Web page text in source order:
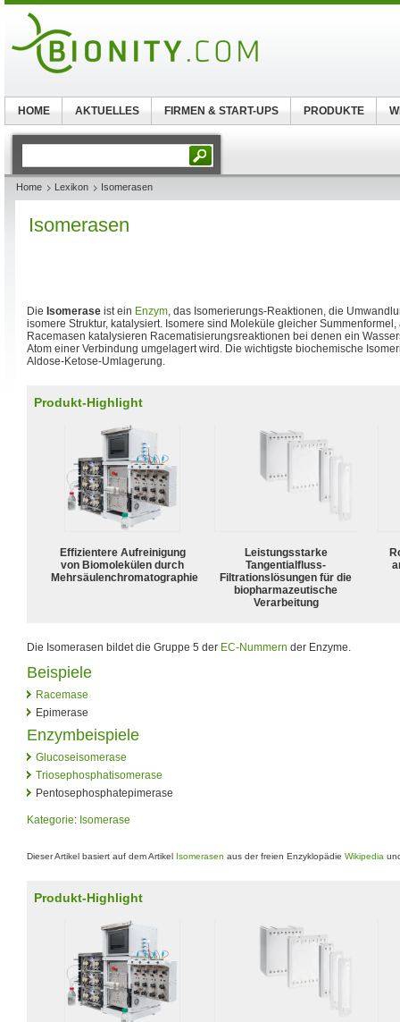
Home Lexikon Isomerasen
Isomerasen
Die Isomerase ist ein Enzym, das Isomerierungs-Reaktionen, die
isomere Struktur, katalysiert. Isomere sind Moleküle gleicher
Racemasen katalysieren Racematisierungsreaktionen bei denen ein
Atom einer Verbindung umgelagert wird. Die wichtigste biochemische
Aldose-Ketose-Umlagerung.
Produkt-Highlight
Effizientere Aufreinigung
von Biomolekülen durch
Mehrsäulenchromatographie
Leistungsstarke
Tangentialfluss-
Filtrationslösungen für die
biopharmazeutische
Verarbeitung
Die Isomerasen bildet die Gruppe 5 der EC-Nummern der Enzyme.
Beispiele
Racemase
Epimerase
Enzymbeispiele
Glucoseisomerase
Triosephosphatisomerase
Pentosephosphatepimerase
Kategorie: Isomerase
Dieser Artikel basiert auf dem Artikel Isomerasen aus der freien Enzyklopädie Wikipedia
Produkt-Highlight
HOME AKTUELLES FIRMEN & START-UPS PRODUKTE